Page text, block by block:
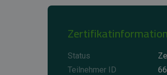
Status
Teilnehmer ID